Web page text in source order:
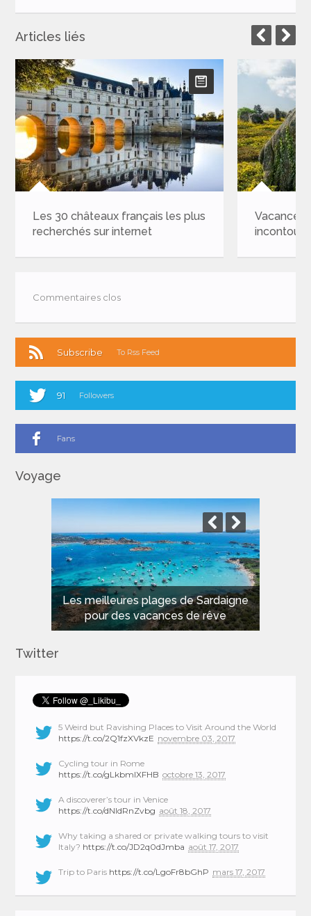
Articles liés
Les 30 châteaux français les plus
recherchés sur internet
Vacances
Commentaires clos
Subscribe To Rss Feed
91 Followers
Fans
Voyage
Les meilleures plages de Sardaigne
pour des vacances de rêve
Twitter
5 Weird but Ravishing Places to Visit Around the World
https://t.co/2Q1fzXVkzE novembre 03, 2017
Cycling tour in Rome
https://t.co/gLkbmlXFHB octobre 13, 2017
A discoverer’s tour in Venice
https://t.co/dNIdRnZvbg août 18, 2017
Why taking a shared or private walking tours to visit
Italy? https://t.co/JD2q0dJmba août 17, 2017
Trip to Paris https://t.co/LgoFr8bGhP mars 17, 2017